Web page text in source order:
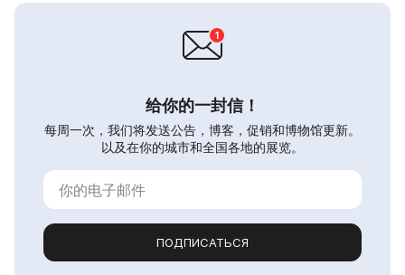
给你的一封信！
每周一次，我们将发送公告，博客，促销和博物馆更新。
以及在你的城市和全国各地的展览。
ПОДПИСАТЬСЯ